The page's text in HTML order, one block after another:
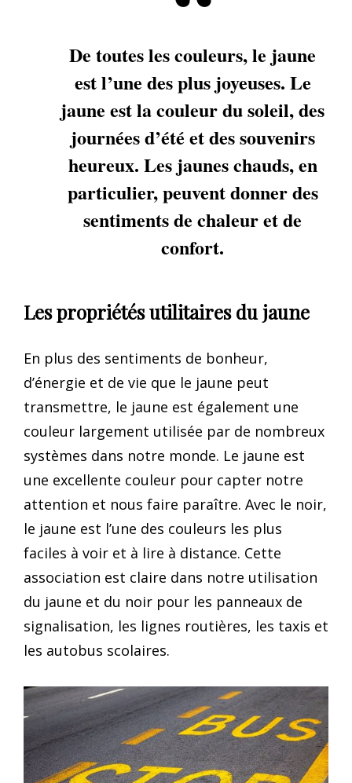
De toutes les couleurs, le jaune
est l’une des plus joyeuses. Le
jaune est la couleur du soleil, des
journées d’été et des souvenirs
heureux. Les jaunes chauds, en
particulier, peuvent donner des
sentiments de chaleur et de
confort.
Les propriétés utilitaires du jaune
En plus des sentiments de bonheur,
d’énergie et de vie que le jaune peut
transmettre, le jaune est également une
couleur largement utilisée par de nombreux
systèmes dans notre monde. Le jaune est
une excellente couleur pour capter notre
attention et nous faire paraître. Avec le noir,
le jaune est l’une des couleurs les plus
faciles à voir et à lire à distance. Cette
association est claire dans notre utilisation
du jaune et du noir pour les panneaux de
signalisation, les lignes routières, les taxis et
les autobus scolaires.